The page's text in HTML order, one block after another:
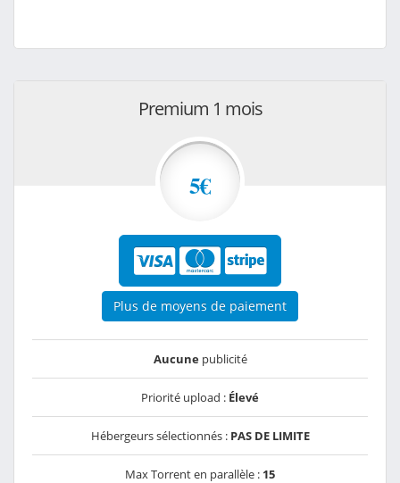
Premium 1 mois
5€
Plus de moyens de paiement
Aucunepublicité
Priorité upload : Élevé
Hébergeurs sélectionnés : PAS DE LIMITE
Max Torrent en parallèle : 15